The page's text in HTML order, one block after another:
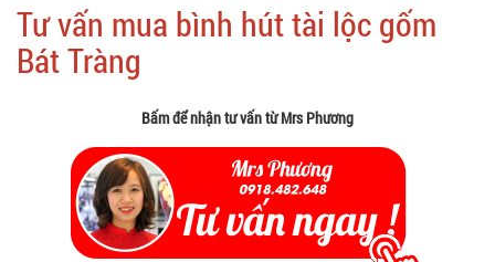
Tư vấn mua bình hút tài lộc gốm
Bát Tràng
Bấm để nhận tư vấn từ Mrs Phương